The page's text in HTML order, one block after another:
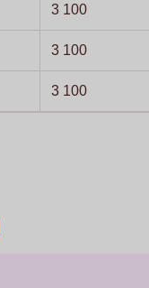
3 100
3 100
3 100